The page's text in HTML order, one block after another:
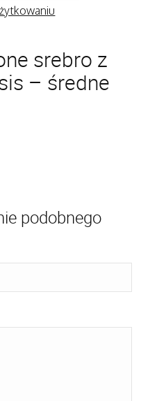
srebro z
– średne
podobnego